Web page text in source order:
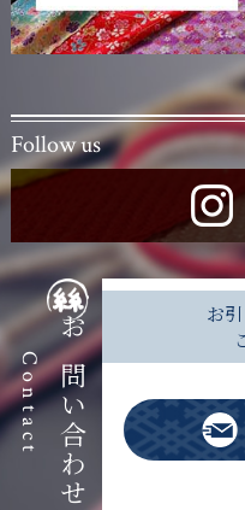
Follow us
お問い合わせ
Contact
お